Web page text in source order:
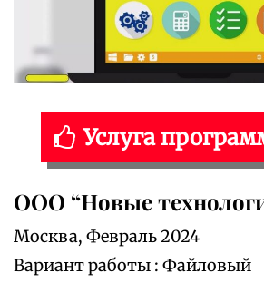
Услуга
ООО “Новые
Москва, Февраль 2024
Вариант работы : Файловый